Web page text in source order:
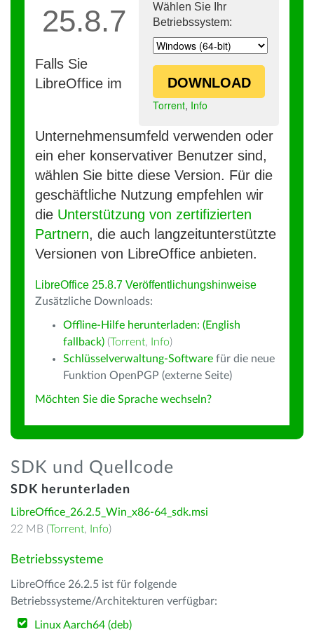
Wählen Sie Ihr
Betriebssystem:
DOWNLOAD
Torrent, Info
25.8.7
Falls Sie
LibreOffice im
Unternehmensumfeld verwenden oder
ein eher konservativer Benutzer sind,
wählen Sie bitte diese Version. Für die
geschäftliche Nutzung empfehlen wir
die Unterstützung von zertifizierten
Partnern, die auch langzeitunterstützte
Versionen von LibreOffice anbieten.
LibreOffice 25.8.7 Veröffentlichungshinweise
Zusätzliche Downloads:
Offline-Hilfe herunterladen: (English
fallback) (Torrent, Info)
Schlüsselverwaltung-Software für die neue
Funktion OpenPGP (externe Seite)
Möchten Sie die Sprache wechseln?
SDK und Quellcode
SDK herunterladen
LibreOffice_26.2.5_Win_x86-64_sdk.msi
22 MB (Torrent, Info)
Betriebssysteme
LibreOffice 26.2.5 ist für folgende
Betriebssysteme/Architekturen verfügbar:
Linux Aarch64 (deb)